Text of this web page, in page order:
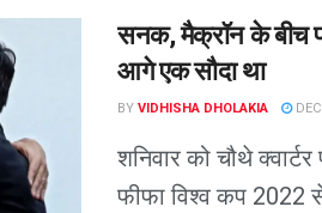
सनक, मैक्रॉन के बीच
आगे एक सौदा था
BY VIDHISHA DHOLAKIA
शनिवार को चौथे
फीफा विश्व कप 2022 से